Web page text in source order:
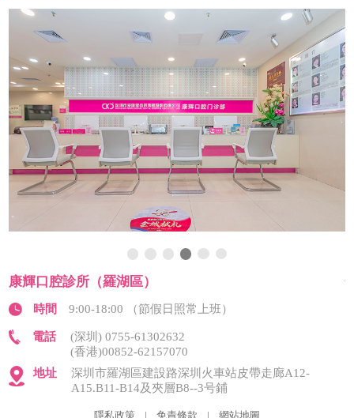
康輝口腔診所（羅湖區）
時間 9:00-18:00 （節假日照常上班）
電話
(深圳) 0755-61302632
(香港)00852-62157070
地址
深圳市羅湖區建設路深圳火車站皮帶走廊A12-
A15.B11-B14及夾層B8--3号鋪
隱私政策 | 免責條款 | 網站地圖